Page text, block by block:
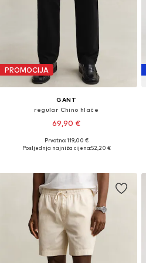
PROMOCIJA
GANT
regular Chino hlače
69,90 €
Prvotno: 119,00 €
Posljednja najniža cijena:52,20 €